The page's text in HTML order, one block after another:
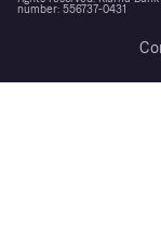
number: 556737-0431